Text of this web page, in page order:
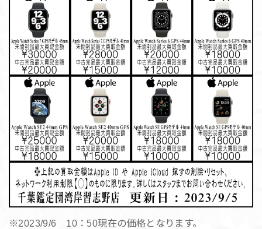
※2023/9/6 10：50現在の価格となります。